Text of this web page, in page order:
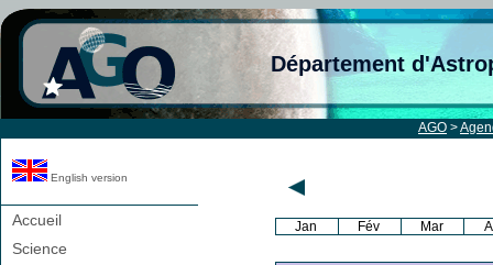
Département
AGO >
English version
Accueil
Science
Jan Fév Mar